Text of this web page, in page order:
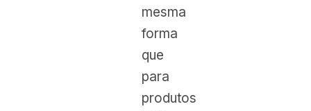
mesma
forma
que
para
produtos